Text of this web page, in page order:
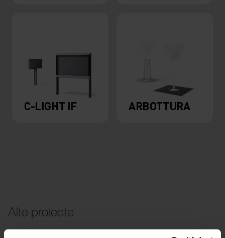
C-LIGHT IF ARBOTTURA
Alte proiecte